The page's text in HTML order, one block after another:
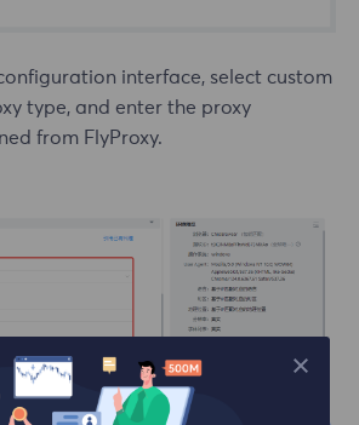
interface, select custom
type, and enter the proxy
from FlyProxy.